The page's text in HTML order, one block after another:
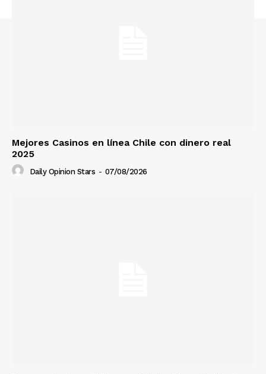
Mejores Casinos en línea Chile con dinero real
2025
Daily Opinion Stars - 07/08/2026